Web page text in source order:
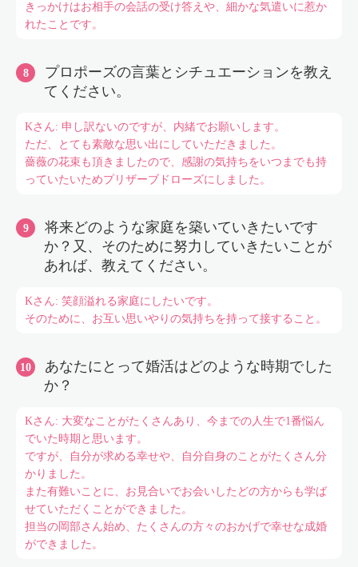
きっかけはお相手の会話の受け答えや、細かな気遣いに惹か
れたことです。
プロポーズの言葉とシチュエーションを教え
てください。
Kさん: 申し訳ないのですが、内緒でお願いします。
ただ、とても素敵な思い出にしていただきました。
薔薇の花束も頂きましたので、感謝の気持ちをいつまでも持
っていたいためプリザーブドローズにしました。
将来どのような家庭を築いていきたいです
か？又、そのために努力していきたいことが
あれば、教えてください。
Kさん: 笑顔溢れる家庭にしたいです。
そのために、お互い思いやりの気持ちを持って接すること。
あなたにとって婚活はどのような時期でした
か？
Kさん: 大変なことがたくさんあり、今までの人生で1番悩ん
でいた時期と思います。
ですが、自分が求める幸せや、自分自身のことがたくさん分
かりました。
また有難いことに、お見合いでお会いしたどの方からも学ば
せていただくことができました。
担当の岡部さん始め、たくさんの方々のおかげで幸せな成婚
ができました。